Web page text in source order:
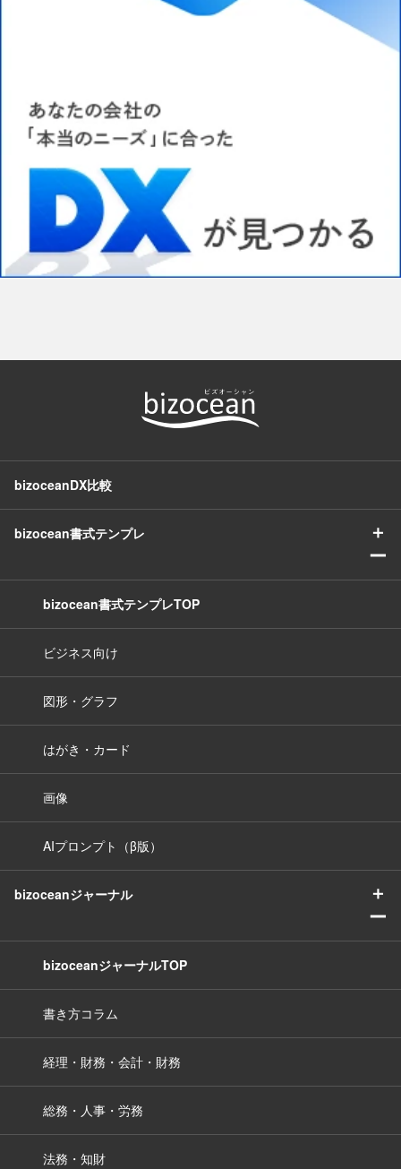
bizoceanDX比較
bizocean書式テンプレ
＋
ー
bizocean書式テンプレTOP
ビジネス向け
図形・グラフ
はがき・カード
画像
AIプロンプト（β版）
bizoceanジャーナル
＋
ー
bizoceanジャーナルTOP
書き方コラム
経理・財務・会計・財務
総務・人事・労務
法務・知財